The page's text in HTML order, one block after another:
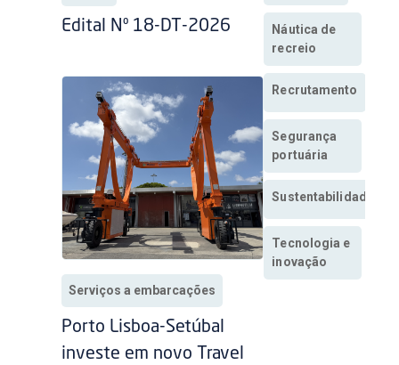
Edital Nº 18-DT-2026
Serviços a embarcações
Porto Lisboa-Setúbal
investe em novo Travel
Náutica de
recreio
Recrutamento
Segurança
portuária
Sustentabilidade
Tecnologia e
inovação